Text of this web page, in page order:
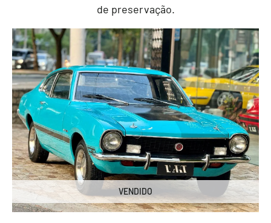
de preservação.
VENDIDO